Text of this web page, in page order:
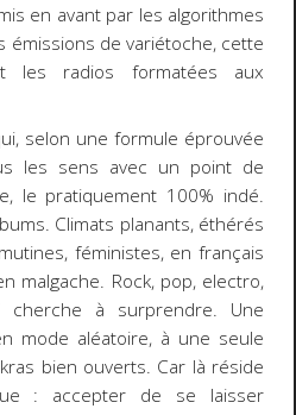
en avant par les algorithmes
émissions de variétoche, cette
les radios formatées aux
selon une formule éprouvée
les sens avec un point de
le pratiquement 100% indé.
Climats planants, éthérés
féministes, en français
malgache. Rock, pop, electro,
cherche à surprendre. Une
mode aléatoire, à une seule
bien ouverts. Car là réside
: accepter de se laisser